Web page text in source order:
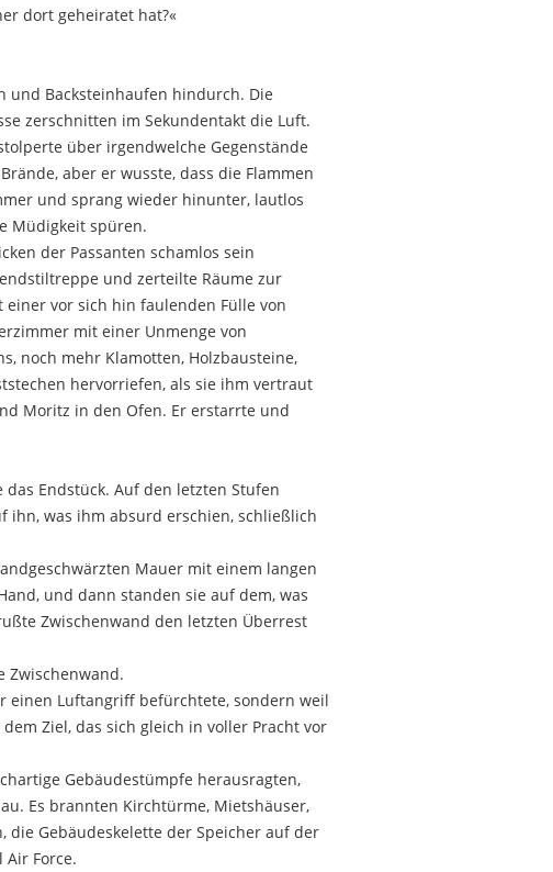
dort geheiratet hat?«
und Backsteinhaufen hindurch. Die
zerschnitten im Sekundentakt die Luft.
über irgendwelche Gegenstände
aber er wusste, dass die Flammen
und sprang wieder hinunter, lautlos
Müdigkeit spüren.
der Passanten schamlos sein
und zerteilte Räume zur
vor sich hin faulenden Fülle von
mit einer Unmenge von
noch mehr Klamotten, Holzbausteine,
hervorriefen, als sie ihm vertraut
Moritz in den Ofen. Er erstarrte und
Endstück. Auf den letzten Stufen
ihn, was ihm absurd erschien, schließlich
Mauer mit einem langen
und dann standen sie auf dem, was
Zwischenwand den letzten Überrest
Zwischenwand.
einen Luftangriff befürchtete, sondern weil
Ziel, das sich gleich in voller Pracht vor
Gebäudestümpfe herausragten,
Es brannten Kirchtürme, Mietshäuser,
die Gebäudeskelette der Speicher auf der
Force.